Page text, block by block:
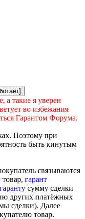
а такие я уверен
во избежания
Гарантом Форума.
Поэтому при
быть кинутым
связываются
товар, гарант
гаранту сумму сделки
других платёжных
сделки). Далее
товар.